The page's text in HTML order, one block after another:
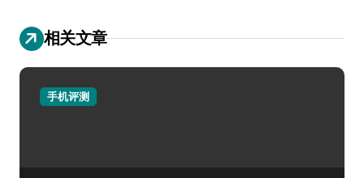
相关文章
手机评测